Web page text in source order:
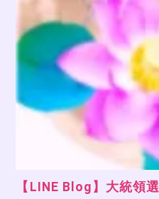
【LINE Blog】大統領選